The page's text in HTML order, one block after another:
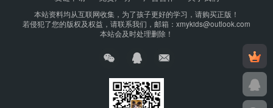
本站资料均从互联网收集，为了孩子更好的学习，请购买正版！
若侵犯了您的版权及权益，请联系我们，邮箱：xmykids@outlook.com
本站会及时处理删除！